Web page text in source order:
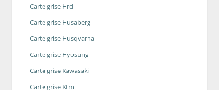
Carte grise Hrd
Carte grise Husaberg
Carte grise Husqvarna
Carte grise Hyosung
Carte grise Kawasaki
Carte grise Ktm